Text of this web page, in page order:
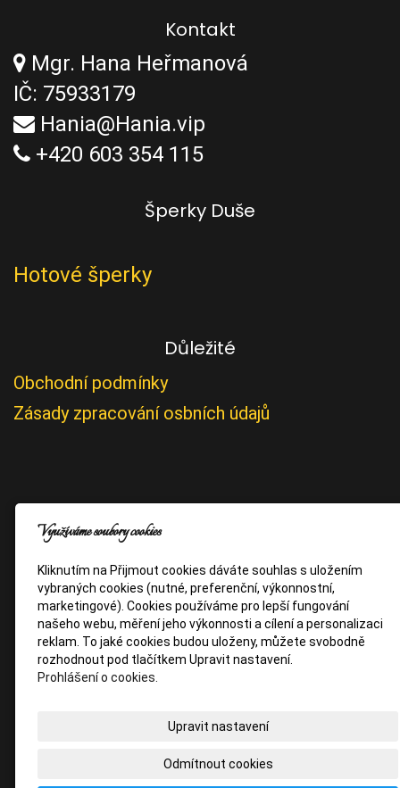
Kontakt
Mgr. Hana Heřmanová
IČ: 75933179
Hania@Hania.vip
+420 603 354 115
Šperky Duše
Hotové šperky
Důležité
Obchodní podmínky
Zásady zpracování osbních údajů
Využíváme soubory cookies
Kliknutím na Přijmout cookies dáváte souhlas s uložením
vybraných cookies (nutné, preferenční, výkonnostní,
marketingové). Cookies používáme pro lepší fungování
našeho webu, měření jeho výkonnosti a cílení a personalizaci
reklam. To jaké cookies budou uloženy, můžete svobodně
rozhodnout pod tlačítkem Upravit nastavení.
Prohlášení o cookies.
Upravit nastavení
Odmítnout cookies